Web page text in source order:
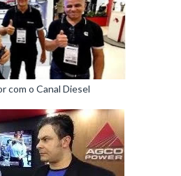
com o Canal Diesel